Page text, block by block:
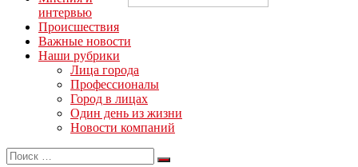
интервью
Происшествия
Важные новости
Наши рубрики
Лица города
Профессионалы
Город в лицах
Один день из жизни
Новости компаний